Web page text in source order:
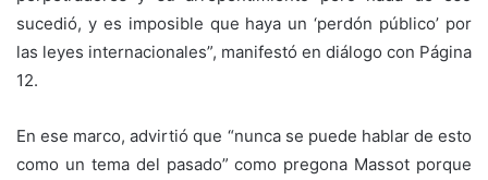
sucedió, y es imposible que haya un ‘perdón público’ por
las leyes internacionales”, manifestó en diálogo con Página
12.
En ese marco, advirtió que “nunca se puede hablar de esto
como un tema del pasado” como pregona Massot porque